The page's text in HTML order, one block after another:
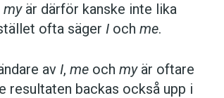
myär därför kanske inte lika
ofta säger I och me.
av I, me och myär oftare
resultaten backas också upp i